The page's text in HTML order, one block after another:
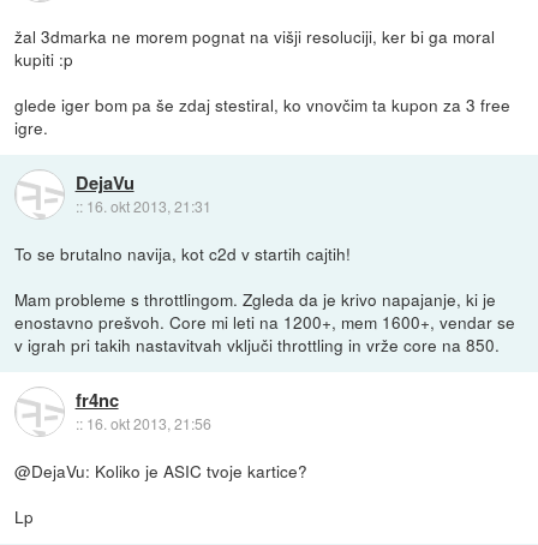
žal 3dmarka ne morem pognat na višji resoluciji, ker bi ga moral
kupiti :p
glede iger bom pa še zdaj stestiral, ko vnovčim ta kupon za 3 free
igre.
DejaVu
:: 16. okt 2013, 21:31
To se brutalno navija, kot c2d v startih cajtih!
Mam probleme s throttlingom. Zgleda da je krivo napajanje, ki je
enostavno prešvoh. Core mi leti na 1200+, mem 1600+, vendar se
v igrah pri takih nastavitvah vključi throttling in vrže core na 850.
fr4nc
:: 16. okt 2013, 21:56
@DejaVu: Koliko je ASIC tvoje kartice?
Lp